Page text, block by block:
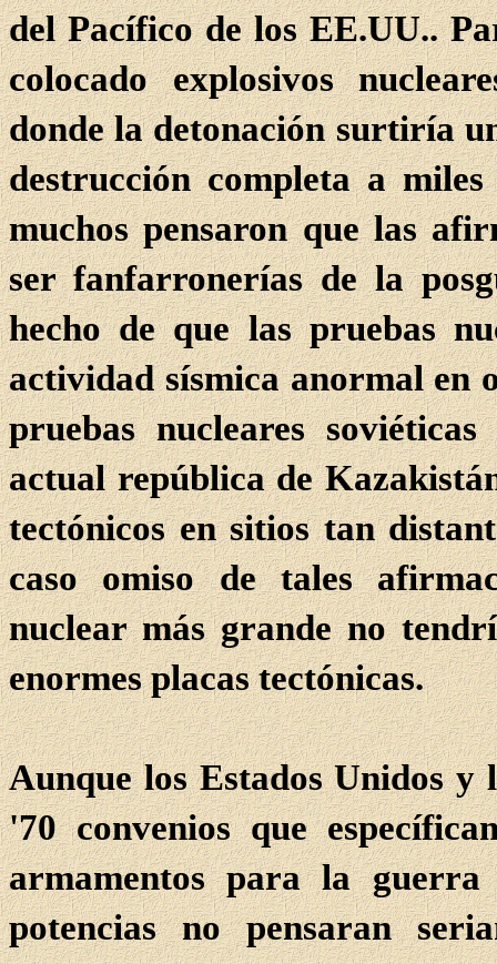
del Pacífico de los EE.UU..
colocado explosivos
donde la detonación surtiría
destrucción completa a
muchos pensaron que las
ser fanfarronerías de la
hecho de que las pruebas
actividad sísmica anormal en
pruebas nucleares
actual república de
tectónicos en sitios tan
caso omiso de tales
nuclear más grande no
enormes placas tectónicas.
Aunque los Estados Unidos
'70 convenios que
armamentos para la
potencias no pensaran